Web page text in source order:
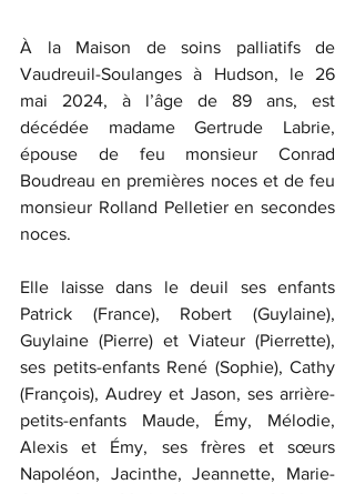
À la Maison de soins palliatifs de
Vaudreuil-Soulanges à Hudson, le 26
mai 2024, à l’âge de 89 ans, est
décédée madame Gertrude Labrie,
épouse de feu monsieur Conrad
Boudreau en premières noces et de feu
monsieur Rolland Pelletier en secondes
noces.
Elle laisse dans le deuil ses enfants
Patrick (France), Robert (Guylaine),
Guylaine (Pierre) et Viateur (Pierrette),
ses petits-enfants René (Sophie), Cathy
(François), Audrey et Jason, ses arrière-
petits-enfants Maude, Émy, Mélodie,
Alexis et Émy, ses frères et sœurs
Napoléon, Jacinthe, Jeannette, Marie-